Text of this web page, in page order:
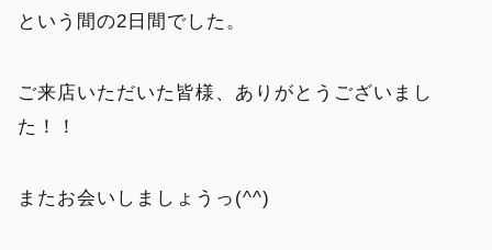
という間の2日間でした。
ご来店いただいた皆様、ありがとうございまし
た！！
またお会いしましょうっ(^^)